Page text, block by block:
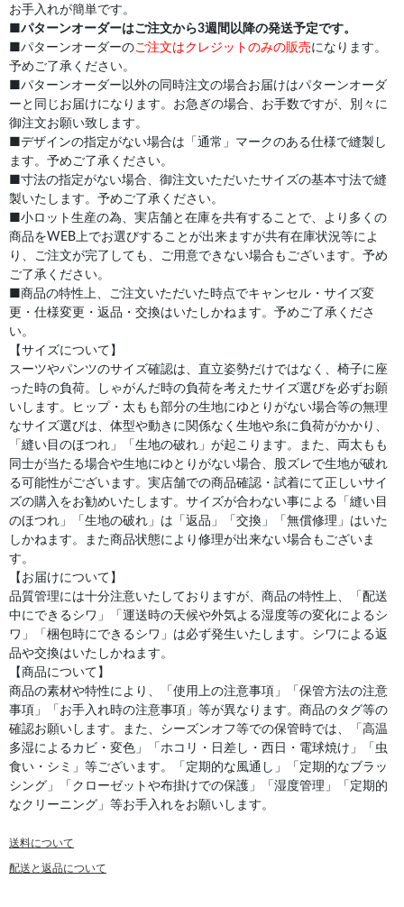
お手入れが簡単です。
パターンオーダーはご注文から3週間以降の発送予定です。
■パターンオーダーのご注文はクレジットのみの販売になります。
予めご了承ください。
■パターンオーダー以外の同時注文の場合お届けはパターンオーダ
ーと同じお届けになります。お急ぎの場合、お手数ですが、別々に
御注文お願い致します。
■デザインの指定がない場合は「通常」マークのある仕様で縫製し
ます。予めご了承ください。
■寸法の指定がない場合、御注文いただいたサイズの基本寸法で縫
製いたします。予めご了承ください。
■小ロット生産の為、実店舗と在庫を共有することで、より多くの
商品をWEB上でお選びすることが出来ますが共有在庫状況等によ
り、ご注文が完了しても、ご用意できない場合もございます。予め
ご了承ください。
■商品の特性上、ご注文いただいた時点でキャンセル・サイズ変
更・仕様変更・返品・交換はいたしかねます。予めご了承くださ
い。
【サイズについて】
スーツやパンツのサイズ確認は、直立姿勢だけではなく、椅子に座
った時の負荷。しゃがんだ時の負荷を考えたサイズ選びを必ずお願
いします。ヒップ・太もも部分の生地にゆとりがない場合等の無理
なサイズ選びは、体型や動きに関係なく生地や糸に負荷がかかり、
「縫い目のほつれ」「生地の破れ」が起こります。また、両太もも
同士が当たる場合や生地にゆとりがない場合、股ズレで生地が破れ
る可能性がございます。実店舗での商品確認・試着にて正しいサイ
ズの購入をお勧めいたします。サイズが合わない事による「縫い目
のほつれ」「生地の破れ」は「返品」「交換」「無償修理」はいた
しかねます。また商品状態により修理が出来ない場合もございま
す。
【お届けについて】
品質管理には十分注意いたしておりますが、商品の特性上、「配送
中にできるシワ」「運送時の天候や外気よる湿度等の変化によるシ
ワ」「梱包時にできるシワ」は必ず発生いたします。シワによる返
品や交換はいたしかねます。
【商品について】
商品の素材や特性により、「使用上の注意事項」「保管方法の注意
事項」「お手入れ時の注意事項」等が異なります。商品のタグ等の
確認お願いします。また、シーズンオフ等での保管時では、「高温
多湿によるカビ・変色」「ホコリ・日差し・西日・電球焼け」「虫
食い・シミ」等ございます。「定期的な風通し」「定期的なブラッ
シング」「クローゼットや布掛けでの保護」「湿度管理」「定期的
なクリーニング」等お手入れをお願いします。
送料について
配送と返品について